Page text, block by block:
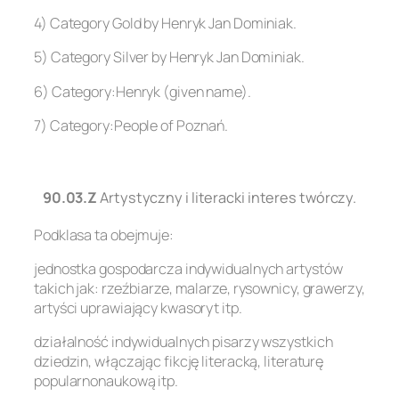
4) Category Gold by Henryk Jan Dominiak.
5) Category Silver by Henryk Jan Dominiak.
6) Category:Henryk (given name).
7) Category:People of Poznań.
90.03.ZArtystyczny i literacki interes twórczy.
Podklasa ta obejmuje:
jednostka gospodarcza indywidualnych artystów
takich jak: rzeźbiarze, malarze, rysownicy, grawerzy,
artyści uprawiający kwasoryt itp.
działalność indywidualnych pisarzy wszystkich
dziedzin, włączając fikcję literacką, literaturę
popularnonaukową itp.